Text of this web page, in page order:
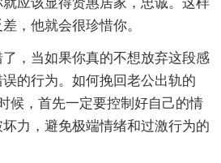
，他就会很珍惜你。
，当如果你真的不想放弃这段感
的行为。如何挽回老公出轨的
候，首先一定要控制好自己的情
力，避免极端情绪和过激行为的